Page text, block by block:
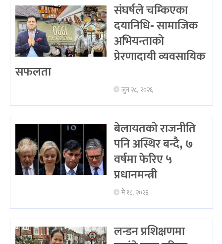
संघर्षले चम्किएका
दयानिधि- सामाजिक
अभियन्ताको
प्रेरणादायी व्यवसायिक
सफलता
जुन २८, २०२६
बेलायतको राजनीति
पनि अस्थिर बन्दै, ७
वर्षमा फेरिए ५
प्रधानमन्त्री
मे १८, २०२६
लन्डन प्रशिक्षणमा